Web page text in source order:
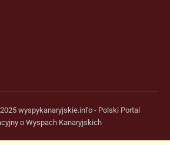
wyspykanaryjskie.info - Polski Portal
o Wyspach Kanaryjskich